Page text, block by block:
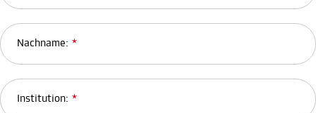
Nachname: *
Institution: *